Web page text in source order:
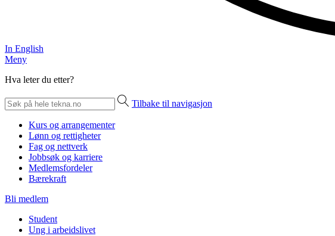
In English
Meny
Hva leter du etter?
Tilbake til navigasjon
Kurs og arrangementer
Lønn og rettigheter
Fag og nettverk
Jobbsøk og karriere
Medlemsfordeler
Bærekraft
Bli medlem
Student
Ung i arbeidslivet